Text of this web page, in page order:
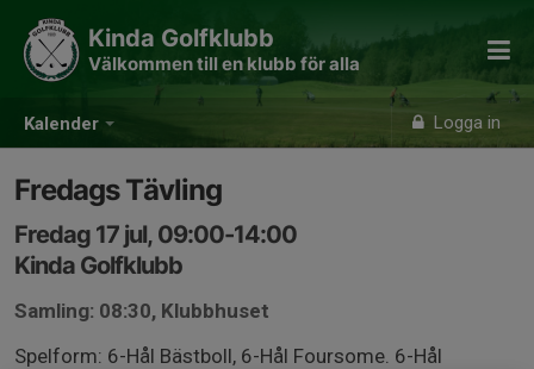
Kalender Logga in
Kinda Golfklubb
Välkommen till en klubb för alla
Fredags Tävling
Fredag 17 jul, 09:00-14:00
Kinda Golfklubb
Samling: 08:30, Klubbhuset
Spelform: 6-Hål Bästboll, 6-Hål Foursome. 6-Hål